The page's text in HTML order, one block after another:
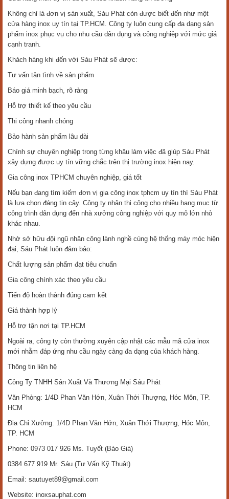
Không chỉ là đơn vị sản xuất, Sáu Phát còn được biết đến như một
cửa hàng inox uy tín tại TP.HCM. Công ty luôn cung cấp đa dạng sản
phẩm inox phục vụ cho nhu cầu dân dụng và công nghiệp với mức giá
cạnh tranh.
Khách hàng khi đến với Sáu Phát sẽ được:
Tư vấn tận tình về sản phẩm
Báo giá minh bạch, rõ ràng
Hỗ trợ thiết kế theo yêu cầu
Thi công nhanh chóng
Bảo hành sản phẩm lâu dài
Chính sự chuyên nghiệp trong từng khâu làm việc đã giúp Sáu Phát
xây dựng được uy tín vững chắc trên thị trường inox hiện nay.
Gia công inox TPHCM chuyên nghiệp, giá tốt
Nếu bạn đang tìm kiếm đơn vị gia công inox tphcm uy tín thì Sáu Phát
là lựa chọn đáng tin cậy. Công ty nhận thi công cho nhiều hạng mục từ
công trình dân dụng đến nhà xưởng công nghiệp với quy mô lớn nhỏ
khác nhau.
Nhờ sở hữu đội ngũ nhân công lành nghề cùng hệ thống máy móc hiện
đại, Sáu Phát luôn đảm bảo:
Chất lượng sản phẩm đạt tiêu chuẩn
Gia công chính xác theo yêu cầu
Tiến độ hoàn thành đúng cam kết
Giá thành hợp lý
Hỗ trợ tận nơi tại TP.HCM
Ngoài ra, công ty còn thường xuyên cập nhật các mẫu mã cửa inox
mới nhằm đáp ứng nhu cầu ngày càng đa dạng của khách hàng.
Thông tin liên hệ
Công Ty TNHH Sản Xuất Và Thương Mại Sáu Phát
Văn Phòng: 1/4D Phan Văn Hớn, Xuân Thới Thượng, Hóc Môn, TP.
HCM
Địa Chỉ Xưởng: 1/4D Phan Văn Hớn, Xuân Thới Thượng, Hóc Môn,
TP. HCM
Phone: 0973 017 926 Ms. Tuyết (Báo Giá)
0384 677 919 Mr. Sáu (Tư Vấn Kỹ Thuật)
Email: sautuyet89@gmail.com
Website: inoxsauphat.com